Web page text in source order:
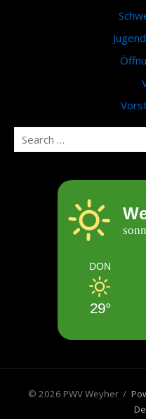
DON
29°
© 2026 PWV Weyher /